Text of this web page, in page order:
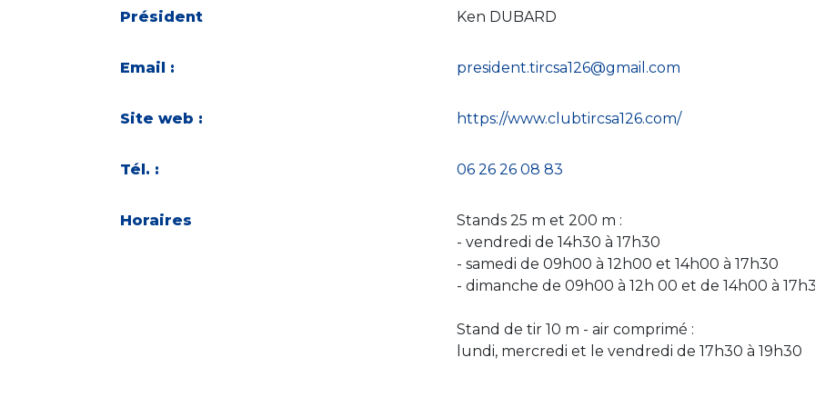
Président Ken DUBARD
Email : president.tircsa126@gmail.com
Site web : https://www.clubtircsa126.com/
Tél. : 06 26 26 08 83
Horaires
Stands 25 m et 200 m :
- vendredi de 14h30 à 17h30
- samedi de 09h00 à 12h00 et 14h00 à 17h30
- dimanche de 09h00 à 12h 00 et de 14h00 à
Stand de tir 10 m - air comprimé :
lundi, mercredi et le vendredi de 17h30 à 19h30